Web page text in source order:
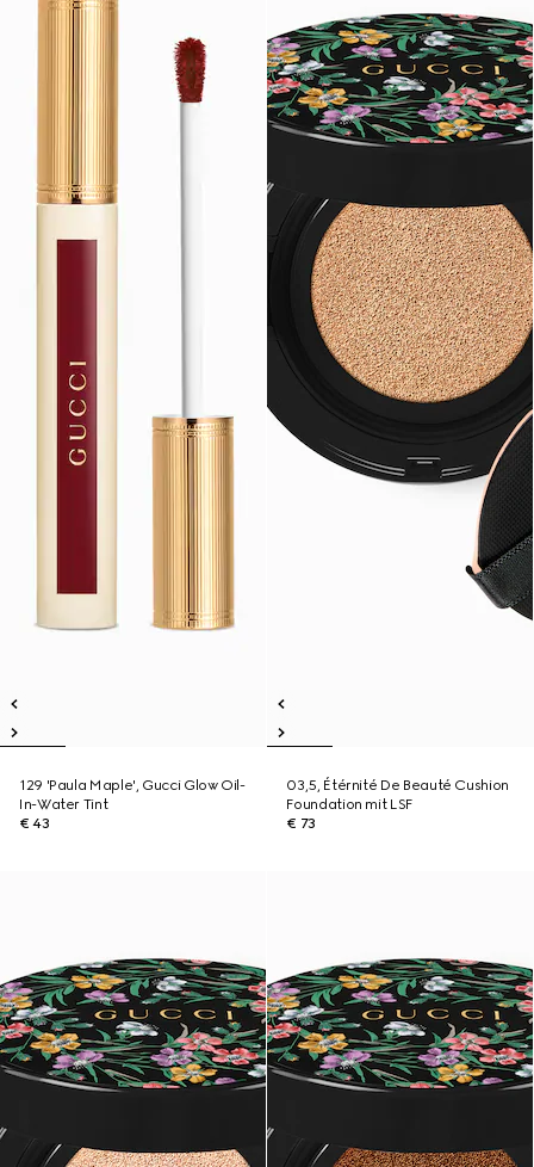
129 'Paula Maple', Gucci Glow Oil-
In-Water Tint
€ 43
03,5, Étérnité De Beauté Cushion
Foundation mit LSF
€ 73